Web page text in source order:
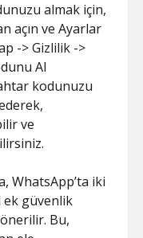
almak için,
açın ve Ayarlar
-> Gizlilik ->
Al
kodunuzu
ve
WhatsApp’ta iki
güvenlik
Bu,